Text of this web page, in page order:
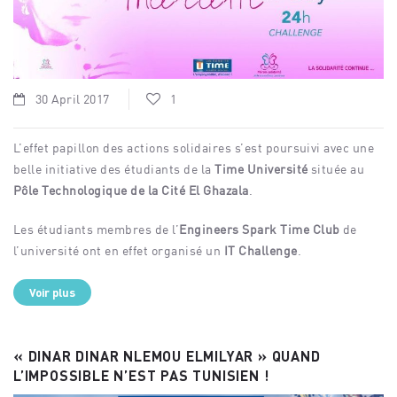
30 April 2017 1
L’effet papillon des actions solidaires s’est poursuivi avec une
belle initiative des étudiants de laTime Université située au
Pôle Technologique de la Cité El Ghazala.
Les étudiants membres de l’Engineers Spark Time Club de
l’université ont en effet organisé un IT Challenge.
Voir plus
« DINAR DINAR NLEMOU ELMILYAR » QUAND
L’IMPOSSIBLE N’EST PAS TUNISIEN !